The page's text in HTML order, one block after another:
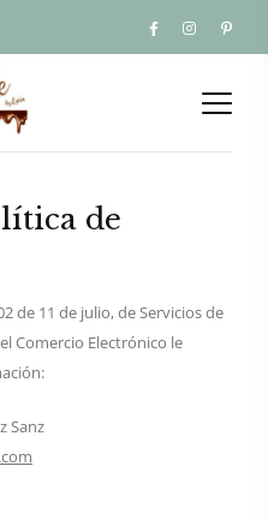
de
de 11 de julio, de Servicios de
Comercio Electrónico le
Sanz